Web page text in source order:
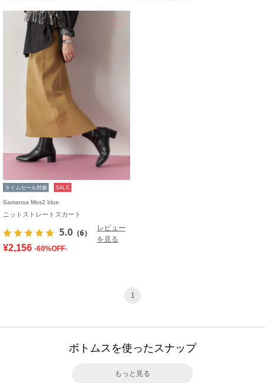
タイムセール対象 SALE
Samansa Mos2 blue
ニットストレートスカート
5.0 （6）
レビュー
を見る
¥2,156 -60%OFF-
1
ボトムスを使ったスナップ
もっと見る